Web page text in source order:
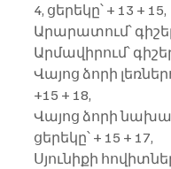
4, ցերեկը՝ + 13 + 15,
Արարատում՝
Արմավիրում՝
Վայոց ձորի
+15 + 18,
Վայոց ձորի
ցերեկը՝ + 15 + 17,
Սյունիքի